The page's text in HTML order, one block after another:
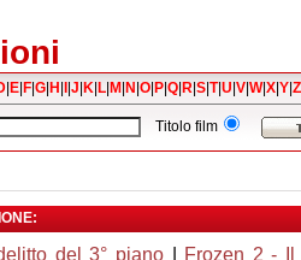
E F G H J K L M N O P Q R S T|U V W|X Y Z
Titolo film
del 3° piano|
Frozen 2 - Il